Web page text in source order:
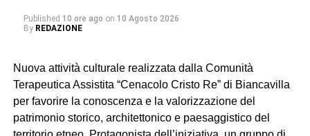
Published 10 ore ago on 10 Agosto 2026
By REDAZIONE
Nuova attività culturale realizzata dalla Comunità
Terapeutica Assistita “Cenacolo Cristo Re” di Biancavilla
per favorire la conoscenza e la valorizzazione del
patrimonio storico, architettonico e paesaggistico del